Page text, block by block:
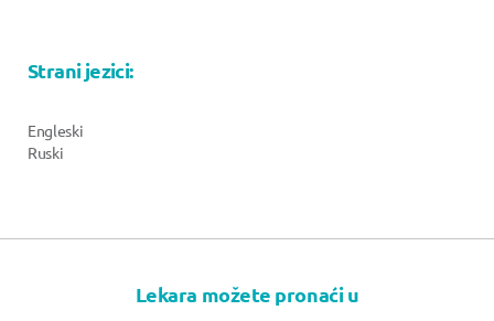
Strani jezici:
Engleski
Ruski
Lekara možete pronaći u